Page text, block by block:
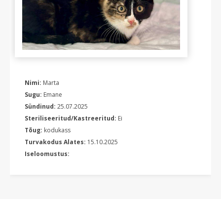
Nimi: Marta
Sugu: Emane
Sündinud: 25.07.2025
Steriliseeritud/Kastreeritud: Ei
Tõug: kodukass
Turvakodus Alates: 15.10.2025
Iseloomustus: